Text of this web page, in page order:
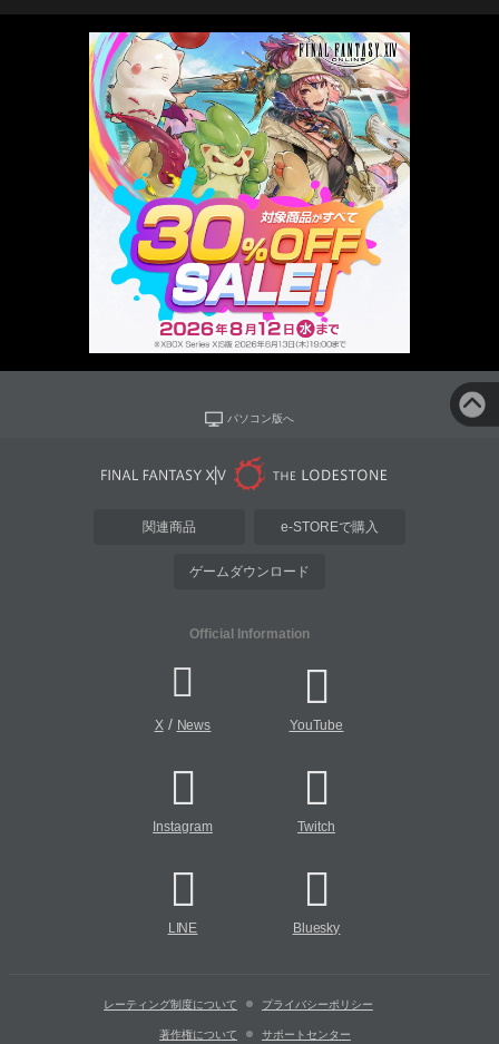
パソコン版へ
関連商品 e-STOREで購入
ゲームダウンロード
Official Information
X/ News YouTube
Instagram Twitch
LINE Bluesky
レーティング制度について プライバシーポリシー
著作権について サポートセンター